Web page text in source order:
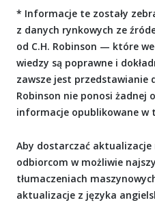
* Informacje te zostały
z danych rynkowych ze
od C.H. Robinson — które
wiedzy są poprawne i
zawsze jest przedstawianie
Robinson nie ponosi żadnej
informacje opublikowane w
Aby dostarczać
odbiorcom w możliwie
tłumaczeniach
aktualizacje z języka